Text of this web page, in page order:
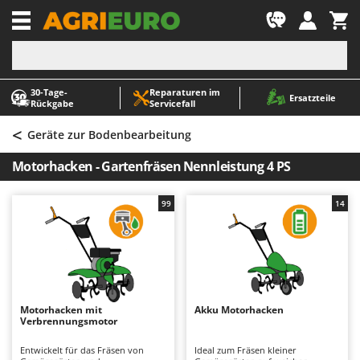
30‑Tage-
Rückgabe
Reparaturen im
Servicefall
Ersatzteile
-1
A
Abbeermaschinen - Traubenmühlen
Abfüllgeräte
Akku Gartenscheren
Akku Gras- und Strauchscheren
Akku-Stichsägen
Allzwecktransporter - Motorschubkarren
Alu-Teleskopleitern
Anbaubagger Heckbagger für Traktoren
Arbeitsschutzkleidung
Aschesauger
Astkettensägen - Hochentaster
A
ABAC
AgriEuro Premium
AgriEuro TOP-LINE
AGT
Aima
Airmec
ALA 2000
Alpina
Ama
< Geräte zur Bodenbearbeitung
Motorhacken - Gartenfräsen Nennleistung 4 PS
Motorhacken mit
Verbrennungsmotor
Entwickelt für das Fräsen von
99
Akku Motorhacken
Ideal zum Fräsen kleiner
14